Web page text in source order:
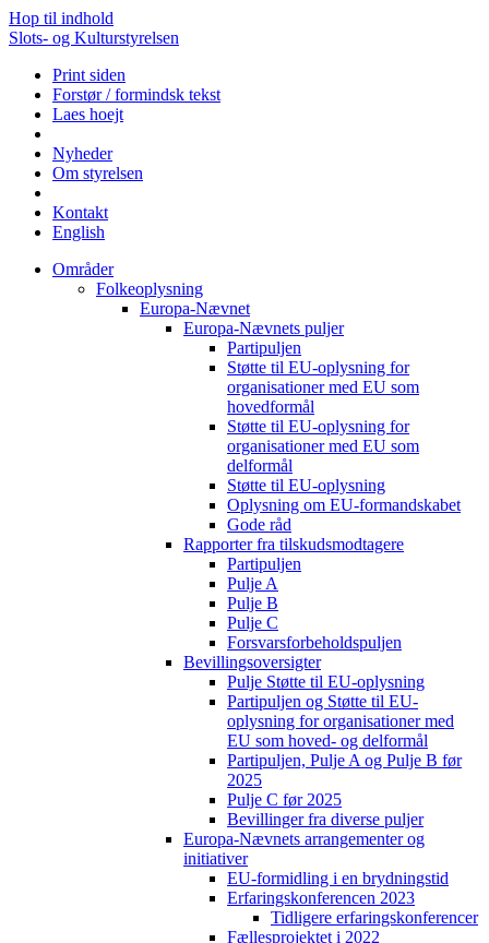
Hop til indhold
Slots- og Kulturstyrelsen
Print siden
Forstør / formindsk tekst
Laes hoejt
Nyheder
Om styrelsen
Kontakt
English
Områder
Folkeoplysning
Europa-Nævnet
Europa-Nævnets puljer
Partipuljen
Støtte til EU-oplysning for
organisationer med EU som
hovedformål
Støtte til EU-oplysning for
organisationer med EU som
delformål
Støtte til EU-oplysning
Oplysning om EU-formandskabet
Gode råd
Rapporter fra tilskudsmodtagere
Partipuljen
Pulje A
Pulje B
Pulje C
Forsvarsforbeholdspuljen
Bevillingsoversigter
Pulje Støtte til EU-oplysning
Partipuljen og Støtte til EU-
oplysning for organisationer med
EU som hoved- og delformål
Partipuljen, Pulje A og Pulje B før
2025
Pulje C før 2025
Bevillinger fra diverse puljer
Europa-Nævnets arrangementer og
initiativer
EU-formidling i en brydningstid
Erfaringskonferencen 2023
Tidligere erfaringskonferencer
Fællesprojektet i 2022